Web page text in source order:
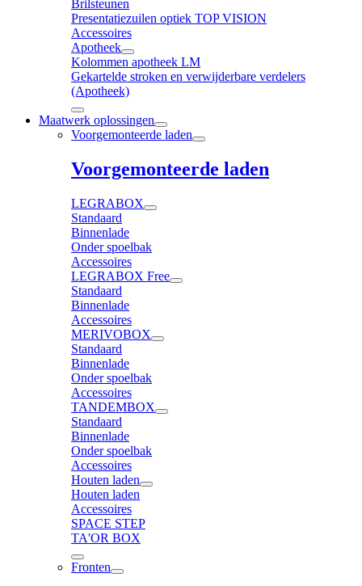
Brilsteunen
Presentatiezuilen optiek TOP VISION
Accessoires
Apotheek
Kolommen apotheek LM
Gekartelde stroken en verwijderbare verdelers
(Apotheek)
Maatwerk oplossingen
Voorgemonteerde laden
Voorgemonteerde laden
LEGRABOX
Standaard
Binnenlade
Onder spoelbak
Accessoires
LEGRABOX Free
Standaard
Binnenlade
Accessoires
MERIVOBOX
Standaard
Binnenlade
Onder spoelbak
Accessoires
TANDEMBOX
Standaard
Binnenlade
Onder spoelbak
Accessoires
Houten laden
Houten laden
Accessoires
SPACE STEP
TA'OR BOX
Fronten